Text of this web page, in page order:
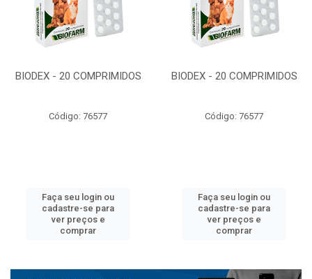
BIODEX - 20 COMPRIMIDOS
Código: 76577
Faça seu login ou
cadastre-se para
ver preços e
comprar
BIODEX - 20 COMPRIMIDOS
Código: 76577
Faça seu login ou
cadastre-se para
ver preços e
comprar